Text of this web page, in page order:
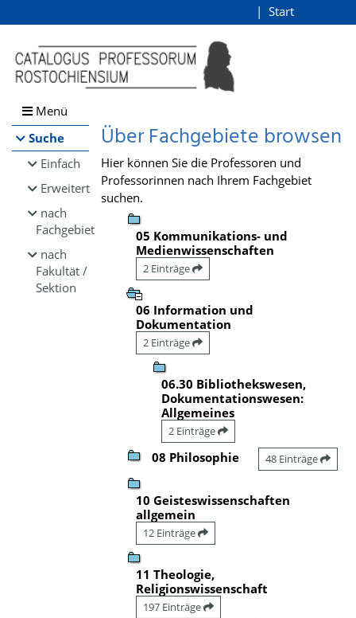
Browsen
direkt zum Inhalt
Start
Menü
Suche
Einfach
Erweitert
nach
Fachgebiet
nach
Fakultät /
Sektion
Über Fachgebiete browsen
Hier können Sie die Professoren und
Professorinnen nach Ihrem Fachgebiet
suchen.
05 Kommunikations- und
Medienwissenschaften
2 Einträge
06 Information und
Dokumentation
2 Einträge
06.30 Bibliothekswesen,
Dokumentationswesen:
Allgemeines
2 Einträge
08 Philosophie 48 Einträge
10 Geisteswissenschaften
allgemein
12 Einträge
11 Theologie,
Religionswissenschaft
197 Einträge